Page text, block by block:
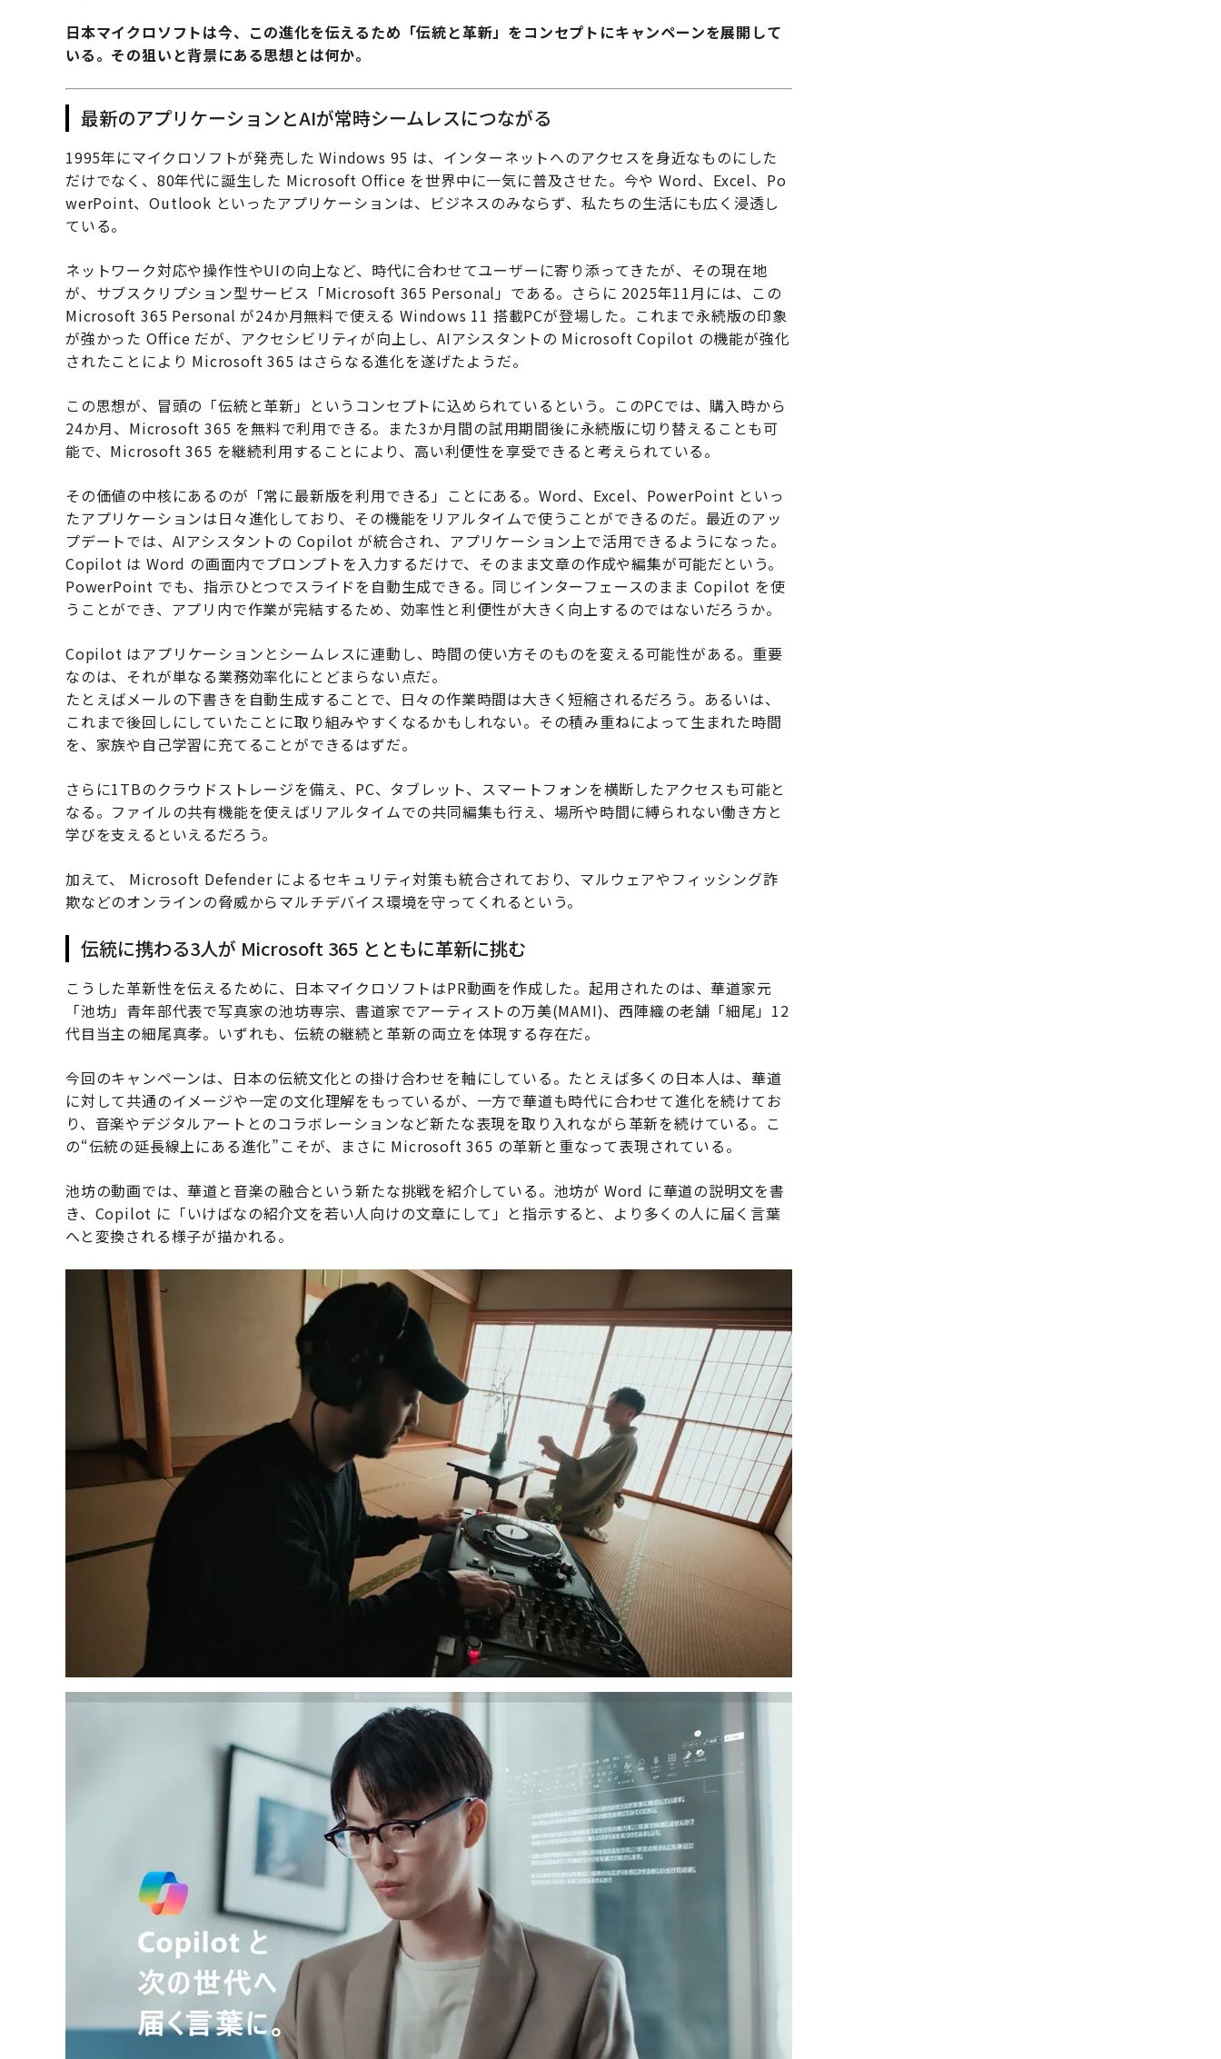
日本マイクロソフトは今、この進化を伝えるため「伝統と革新」をコンセプトにキャンペーンを展開して
いる。その狙いと背景にある思想とは何か。
最新のアプリケーションとAIが常時シームレスにつながる
1995年にマイクロソフトが発売した Windows 95 は、インターネットへのアクセスを身近なものにした
だけでなく、80年代に誕生した Microsoft Office を世界中に一気に普及させた。今や Word、Excel、Po
werPoint、Outlook といったアプリケーションは、ビジネスのみならず、私たちの生活にも広く浸透し
ている。
ネットワーク対応や操作性やUIの向上など、時代に合わせてユーザーに寄り添ってきたが、その現在地
が、サブスクリプション型サービス「Microsoft 365 Personal」である。さらに 2025年11月には、この
Microsoft 365 Personal が24か月無料で使える Windows 11 搭載PCが登場した。これまで永続版の印象
が強かった Office だが、アクセシビリティが向上し、AIアシスタントの Microsoft Copilot の機能が強化
されたことにより Microsoft 365 はさらなる進化を遂げたようだ。
この思想が、冒頭の「伝統と革新」というコンセプトに込められているという。このPCでは、購入時から
24か月、Microsoft 365 を無料で利用できる。また3か月間の試用期間後に永続版に切り替えることも可
能で、Microsoft 365 を継続利用することにより、高い利便性を享受できると考えられている。
その価値の中核にあるのが「常に最新版を利用できる」ことにある。Word、Excel、PowerPoint といっ
たアプリケーションは日々進化しており、その機能をリアルタイムで使うことができるのだ。最近のアッ
プデートでは、AIアシスタントの Copilot が統合され、アプリケーション上で活用できるようになった。
Copilot は Word の画面内でプロンプトを入力するだけで、そのまま文章の作成や編集が可能だという。
PowerPoint でも、指示ひとつでスライドを自動生成できる。同じインターフェースのまま Copilot を使
うことができ、アプリ内で作業が完結するため、効率性と利便性が大きく向上するのではないだろうか。
Copilot はアプリケーションとシームレスに連動し、時間の使い方そのものを変える可能性がある。重要
なのは、それが単なる業務効率化にとどまらない点だ。
たとえばメールの下書きを自動生成することで、日々の作業時間は大きく短縮されるだろう。あるいは、
これまで後回しにしていたことに取り組みやすくなるかもしれない。その積み重ねによって生まれた時間
を、家族や自己学習に充てることができるはずだ。
さらに1TBのクラウドストレージを備え、PC、タブレット、スマートフォンを横断したアクセスも可能と
なる。ファイルの共有機能を使えばリアルタイムでの共同編集も行え、場所や時間に縛られない働き方と
学びを支えるといえるだろう。
加えて、 Microsoft Defender によるセキュリティ対策も統合されており、マルウェアやフィッシング詐
欺などのオンラインの脅威からマルチデバイス環境を守ってくれるという。
伝統に携わる3人が Microsoft 365 とともに革新に挑む
こうした革新性を伝えるために、日本マイクロソフトはPR動画を作成した。起用されたのは、華道家元
「池坊」青年部代表で写真家の池坊専宗、書道家でアーティストの万美(MAMI)、西陣織の老舗「細尾」12
代目当主の細尾真孝。いずれも、伝統の継続と革新の両立を体現する存在だ。
今回のキャンペーンは、日本の伝統文化との掛け合わせを軸にしている。たとえば多くの日本人は、華道
に対して共通のイメージや一定の文化理解をもっているが、一方で華道も時代に合わせて進化を続けてお
り、音楽やデジタルアートとのコラボレーションなど新たな表現を取り入れながら革新を続けている。こ
の“伝統の延長線上にある進化”こそが、まさに Microsoft 365 の革新と重なって表現されている。
池坊の動画では、華道と音楽の融合という新たな挑戦を紹介している。池坊が Word に華道の説明文を書
き、Copilot に「いけばなの紹介文を若い人向けの文章にして」と指示すると、より多くの人に届く言葉
へと変換される様子が描かれる。